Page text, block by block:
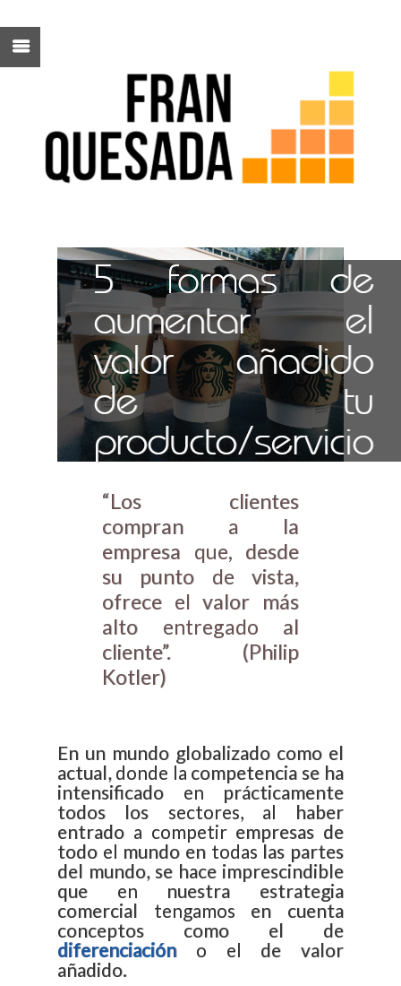
5 formas de
aumentar el
valor añadido
de tu
producto/servicio
“Los clientes
compran a la
empresa que, desde
su punto de vista,
ofrece el valor más
alto entregado al
cliente”. (Philip
Kotler)
En un mundo globalizado como el
actual, donde la competencia se ha
intensificado en prácticamente
todos los sectores, al haber
entrado a competir empresas de
todo el mundo en todas las partes
del mundo, se hace imprescindible
que en nuestra estrategia
comercial tengamos en cuenta
conceptos como el de
diferenciacióno el de valor
añadido.